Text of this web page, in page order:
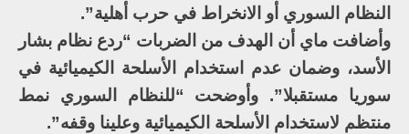
النظام السوري أو الانخراط في حرب أهلية”.
وأضافت ماي أن الهدف من الضربات “ردع نظام بشار
الأسد، وضمان عدم استخدام الأسلحة الكيميائية في
سوريا مستقبلا”. وأوضحت “للنظام السوري نمط
منتظم لاستخدام الأسلحة الكيميائية وعلينا وقفه”.